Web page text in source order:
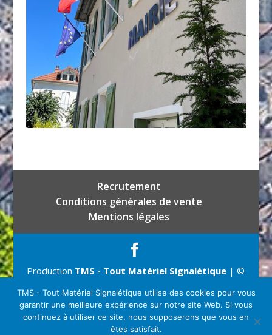
Recrutement
Conditions générales de vente
Mentions légales
Production TMS - Tout Matériel Signalétique | ©
Copyright 2026
TMS - Tout Matériel Signalétique utilise des cookies pour vous
garantir une meilleure expérience sur notre site Web. Si vous
continuez à utiliser ce site, nous supposerons que vous en
êtes satisfait.